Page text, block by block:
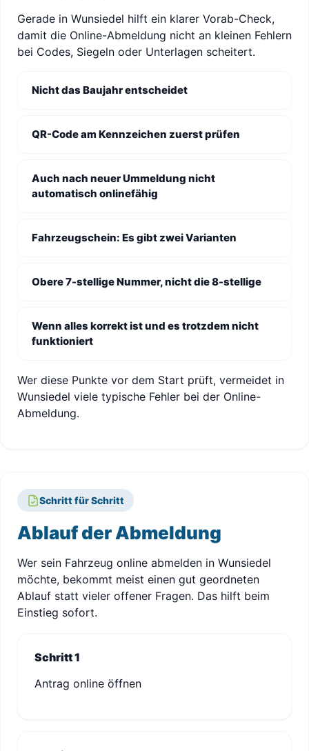
Gerade in Wunsiedel hilft ein klarer Vorab-Check,
damit die Online-Abmeldung nicht an kleinen Fehlern
bei Codes, Siegeln oder Unterlagen scheitert.
Nicht das Baujahr entscheidet
QR-Code am Kennzeichen zuerst prüfen
Auch nach neuer Ummeldung nicht
automatisch onlinefähig
Fahrzeugschein: Es gibt zwei Varianten
Obere 7-stellige Nummer, nicht die 8-stellige
Wenn alles korrekt ist und es trotzdem nicht
funktioniert
Wer diese Punkte vor dem Start prüft, vermeidet in
Wunsiedel viele typische Fehler bei der Online-
Abmeldung.
Schritt für Schritt
Ablauf der Abmeldung
Wer sein Fahrzeug online abmelden in Wunsiedel
möchte, bekommt meist einen gut geordneten
Ablauf statt vieler offener Fragen. Das hilft beim
Einstieg sofort.
Schritt 1
Antrag online öffnen